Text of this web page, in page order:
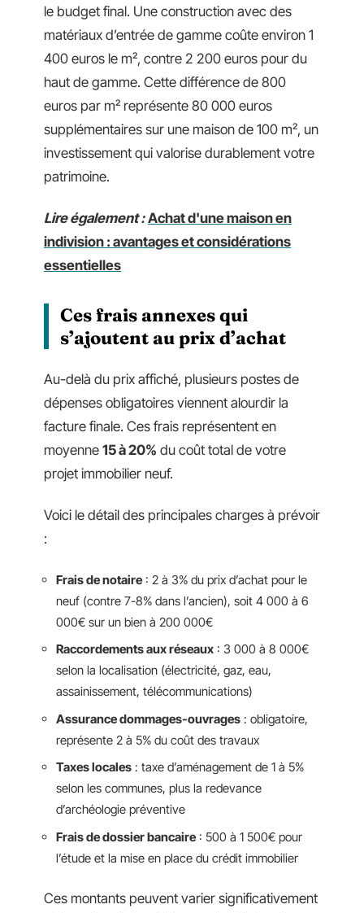
le budget final. Une construction avec des
matériaux d’entrée de gamme coûte environ 1
400 euros le m², contre 2 200 euros pour du
haut de gamme. Cette différence de 800
euros par m² représente 80 000 euros
supplémentaires sur une maison de 100 m², un
investissement qui valorise durablement votre
patrimoine.
Lire également : Achat d'une maison en
indivision : avantages et considérations
essentielles
Ces frais annexes qui
s’ajoutent au prix d’achat
Au-delà du prix affiché, plusieurs postes de
dépenses obligatoires viennent alourdir la
facture finale. Ces frais représentent en
moyenne 15 à 20% du coût total de votre
projet immobilier neuf.
Voici le détail des principales charges à prévoir
:
Frais de notaire : 2 à 3% du prix d’achat pour le
neuf (contre 7-8% dans l’ancien), soit 4 000 à 6
000€ sur un bien à 200 000€
Raccordements aux réseaux : 3 000 à 8 000€
selon la localisation (électricité, gaz, eau,
assainissement, télécommunications)
Assurance dommages-ouvrages : obligatoire,
représente 2 à 5% du coût des travaux
Taxes locales : taxe d’aménagement de 1 à 5%
selon les communes, plus la redevance
d’archéologie préventive
Frais de dossier bancaire : 500 à 1 500€ pour
l’étude et la mise en place du crédit immobilier
Ces montants peuvent varier significativement